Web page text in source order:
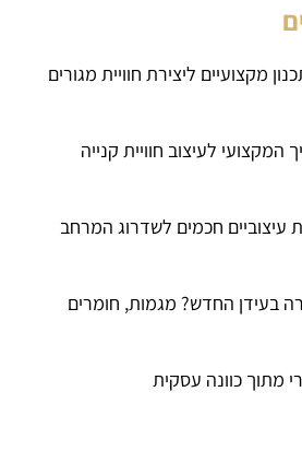
מקצועיים ליצירת חוויית מגורים
המקצועי לעיצוב חוויית קנייה
עיצוביים חכמים לשדרוג המרחב
בעידן החדש? מגמות, חומרים
מתוך כוונה עסקית